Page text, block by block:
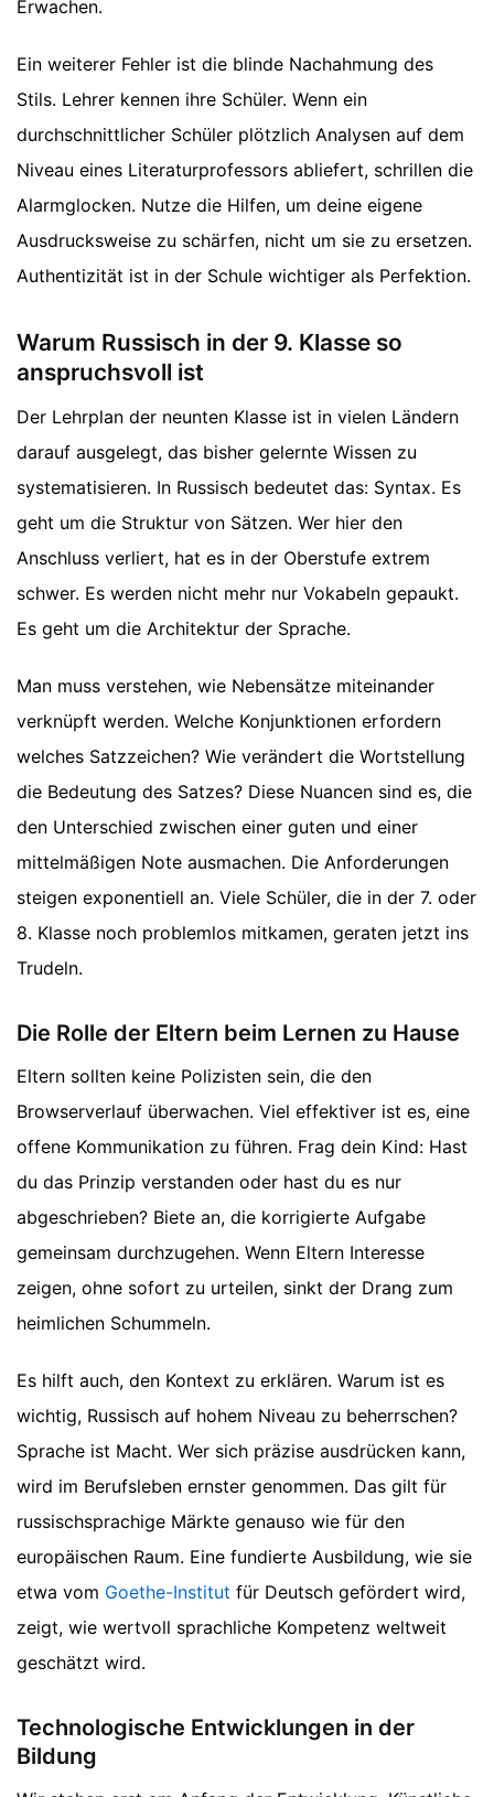
Erwachen.
Ein weiterer Fehler ist die blinde Nachahmung des
Stils. Lehrer kennen ihre Schüler. Wenn ein
durchschnittlicher Schüler plötzlich Analysen auf dem
Niveau eines Literaturprofessors abliefert, schrillen die
Alarmglocken. Nutze die Hilfen, um deine eigene
Ausdrucksweise zu schärfen, nicht um sie zu ersetzen.
Authentizität ist in der Schule wichtiger als Perfektion.
Warum Russisch in der 9. Klasse so
anspruchsvoll ist
Der Lehrplan der neunten Klasse ist in vielen Ländern
darauf ausgelegt, das bisher gelernte Wissen zu
systematisieren. In Russisch bedeutet das: Syntax. Es
geht um die Struktur von Sätzen. Wer hier den
Anschluss verliert, hat es in der Oberstufe extrem
schwer. Es werden nicht mehr nur Vokabeln gepaukt.
Es geht um die Architektur der Sprache.
Man muss verstehen, wie Nebensätze miteinander
verknüpft werden. Welche Konjunktionen erfordern
welches Satzzeichen? Wie verändert die Wortstellung
die Bedeutung des Satzes? Diese Nuancen sind es, die
den Unterschied zwischen einer guten und einer
mittelmäßigen Note ausmachen. Die Anforderungen
steigen exponentiell an. Viele Schüler, die in der 7. oder
8. Klasse noch problemlos mitkamen, geraten jetzt ins
Trudeln.
Die Rolle der Eltern beim Lernen zu Hause
Eltern sollten keine Polizisten sein, die den
Browserverlauf überwachen. Viel effektiver ist es, eine
offene Kommunikation zu führen. Frag dein Kind: Hast
du das Prinzip verstanden oder hast du es nur
abgeschrieben? Biete an, die korrigierte Aufgabe
gemeinsam durchzugehen. Wenn Eltern Interesse
zeigen, ohne sofort zu urteilen, sinkt der Drang zum
heimlichen Schummeln.
Es hilft auch, den Kontext zu erklären. Warum ist es
wichtig, Russisch auf hohem Niveau zu beherrschen?
Sprache ist Macht. Wer sich präzise ausdrücken kann,
wird im Berufsleben ernster genommen. Das gilt für
russischsprachige Märkte genauso wie für den
europäischen Raum. Eine fundierte Ausbildung, wie sie
etwa vom Goethe-Institut für Deutsch gefördert wird,
zeigt, wie wertvoll sprachliche Kompetenz weltweit
geschätzt wird.
Technologische Entwicklungen in der
Bildung